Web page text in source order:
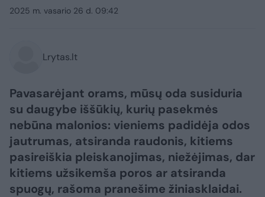
2025 m. vasario 26 d. 09:42
Lrytas.lt
Pavasarėjant orams, mūsų oda susiduria
su daugybe iššūkių, kurių pasekmės
nebūna malonios: vieniems padidėja odos
jautrumas, atsiranda raudonis, kitiems
pasireiškia pleiskanojimas, niežėjimas, dar
kitiems užsikemša poros ar atsiranda
spuogų, rašoma pranešime žiniasklaidai.